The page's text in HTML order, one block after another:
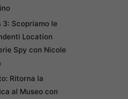
3: Scopriamo le
Location
Spy con Nicole
Ritorna la
al Museo con